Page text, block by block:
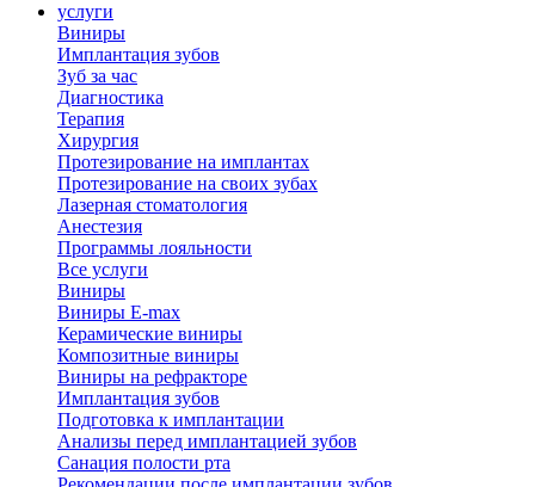
услуги
Виниры
Имплантация зубов
Зуб за час
Диагностика
Терапия
Хирургия
Протезирование на имплантах
Протезирование на своих зубах
Лазерная стоматология
Анестезия
Программы лояльности
Все услуги
Виниры
Виниры E-max
Керамические виниры
Композитные виниры
Виниры на рефракторе
Имплантация зубов
Подготовка к имплантации
Анализы перед имплантацией зубов
Санация полости рта